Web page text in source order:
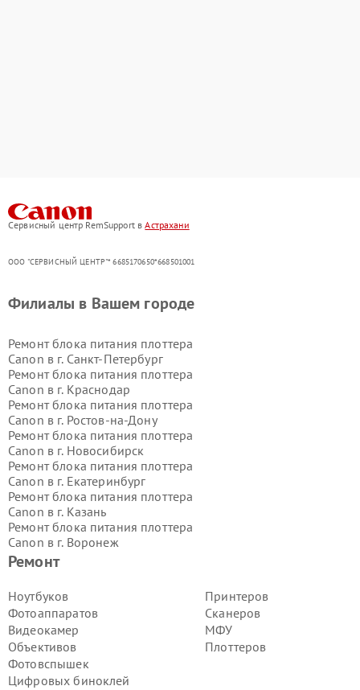
Сервисный центр RemSupport вАстрахани
ООО "СЕРВИСНЫЙ ЦЕНТР"* 6685170650*668501001
Ремонт
Ноутбуков
Фотоаппаратов
Видеокамер
Объективов
Фотовспышек
Цифровых биноклей
Принтеров
Сканеров
МФУ
Плоттеров
Филиалы в Вашем городе
Ремонт блока питания плоттера
Canon в г. Санкт-Петербург
Ремонт блока питания плоттера
Canon в г. Краснодар
Ремонт блока питания плоттера
Canon в г. Ростов-на-Дону
Ремонт блока питания плоттера
Canon в г. Новосибирск
Ремонт блока питания плоттера
Canon в г. Екатеринбург
Ремонт блока питания плоттера
Canon в г. Казань
Ремонт блока питания плоттера
Canon в г. Воронеж
Ремонт блока питания плоттера
Ремонт блока питания плоттера
Canon в г.Самара
Ремонт блока питания плоттера
Canon в г.Пермь
Ремонт блока питания плоттера
Canon в г.Красноярск
Ремонт блока питания плоттера